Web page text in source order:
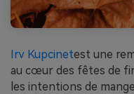
Irv Kupcinetest une
au cœur des fêtes de
les intentions de